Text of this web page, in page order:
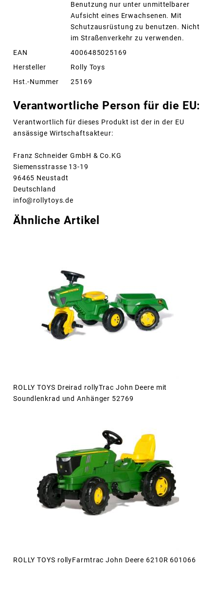
Benutzung nur unter unmittelbarer
Aufsicht eines Erwachsenen. Mit
Schutzausrüstung zu benutzen. Nicht
im Straßenverkehr zu verwenden.
EAN
4006485025169
Hersteller
Rolly Toys
Hst.-Nummer
25169
Verantwortliche Person für die EU:
Verantwortlich für dieses Produkt ist der in der EU
ansässige Wirtschaftsakteur:
Franz Schneider GmbH & Co.KG
Siemensstrasse 13-19
96465 Neustadt
Deutschland
info@rollytoys.de
Ähnliche Artikel
ROLLY TOYS Dreirad rollyTrac John Deere mit
Soundlenkrad und Anhänger 52769
ROLLY TOYS rollyFarmtrac John Deere 6210R 601066